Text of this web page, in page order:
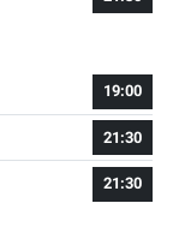
19:00
21:30
21:30